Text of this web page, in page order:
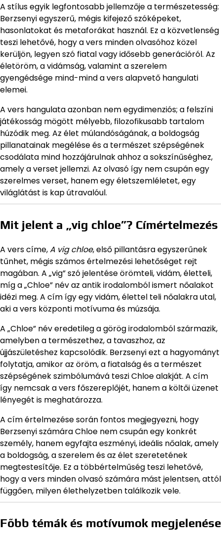
A stílus egyik legfontosabb jellemzője a természetesség:
Berzsenyi egyszerű, mégis kifejező szóképeket,
hasonlatokat és metaforákat használ. Ez a közvetlenség
teszi lehetővé, hogy a vers minden olvasóhoz közel
kerüljön, legyen szó fiatal vagy idősebb generációról. Az
életöröm, a vidámság, valamint a szerelem
gyengédsége mind-mind a vers alapvető hangulati
elemei.
A vers hangulata azonban nem egydimenziós; a felszíni
játékosság mögött mélyebb, filozofikusabb tartalom
húzódik meg. Az élet múlandóságának, a boldogság
pillanatainak megélése és a természet szépségének
csodálata mind hozzájárulnak ahhoz a sokszínűséghez,
amely a verset jellemzi. Az olvasó így nem csupán egy
szerelmes verset, hanem egy életszemléletet, egy
világlátást is kap útravalóul.
Mit jelent a „vig chloe”? Címértelmezés
A vers címe,A vig chloe, első pillantásra egyszerűnek
tűnhet, mégis számos értelmezési lehetőséget rejt
magában. A „vig” szó jelentése örömteli, vidám, életteli,
míg a „Chloe” név az antik irodalomból ismert nőalakot
idézi meg. A cím így egy vidám, élettel teli nőalakra utal,
aki a vers központi motívuma és múzsája.
A „Chloe” név eredetileg a görög irodalomból származik,
amelyben a természethez, a tavaszhoz, az
újjászületéshez kapcsolódik. Berzsenyi ezt a hagyományt
folytatja, amikor az öröm, a fiatalság és a természet
szépségének szimbólumává teszi Chloe alakját. A cím
így nemcsak a vers főszereplőjét, hanem a költői üzenet
lényegét is meghatározza.
A cím értelmezése során fontos megjegyezni, hogy
Berzsenyi számára Chloe nem csupán egy konkrét
személy, hanem egyfajta eszményi, ideális nőalak, amely
a boldogság, a szerelem és az élet szeretetének
megtestesítője. Ez a többértelműség teszi lehetővé,
hogy a vers minden olvasó számára mást jelentsen, attól
függően, milyen élethelyzetben találkozik vele.
Főbb témák és motívumok megjelenése